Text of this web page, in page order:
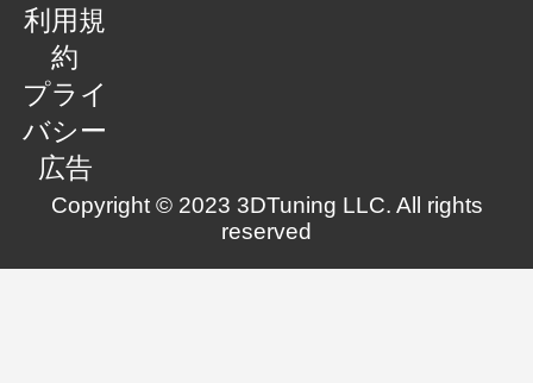
利用規
約
プライ
バシー
広告
Copyright © 2023 3DTuning LLC. All rights
reserved